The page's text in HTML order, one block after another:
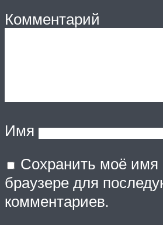
Комментарий
Имя
Сохранить моё имя
браузере для
комментариев.